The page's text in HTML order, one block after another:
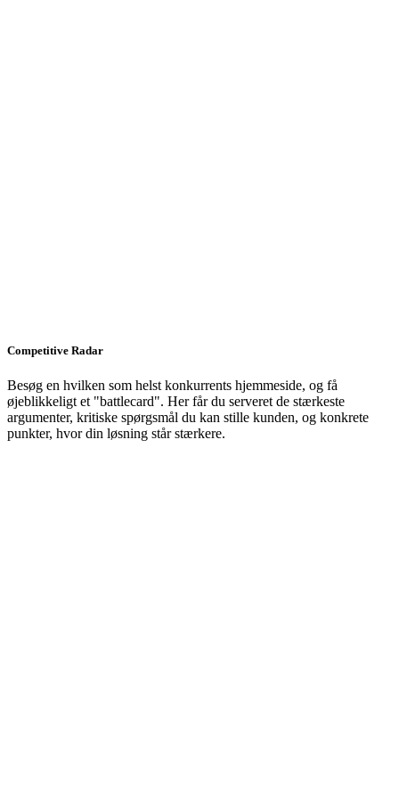
Competitive Radar
Besøg en hvilken som helst konkurrents hjemmeside, og få
øjeblikkeligt et "battlecard". Her får du serveret de stærkeste
argumenter, kritiske spørgsmål du kan stille kunden, og konkrete
punkter, hvor din løsning står stærkere.